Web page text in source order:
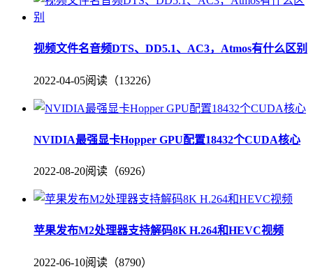
视频文件名音频DTS、DD5.1、AC3，Atmos有什么区别
2022-04-05阅读（13226）
NVIDIA最强显卡Hopper GPU配置18432个CUDA核心
2022-08-20阅读（6926）
苹果发布M2处理器支持解码8K H.264和HEVC视频
2022-06-10阅读（8790）